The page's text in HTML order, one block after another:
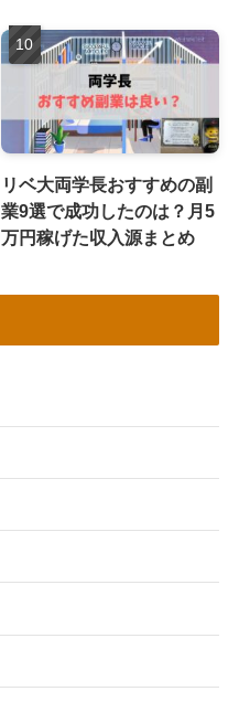
リベ大両学長おすすめの副
業9選で成功したのは？月5
万円稼げた収入源まとめ